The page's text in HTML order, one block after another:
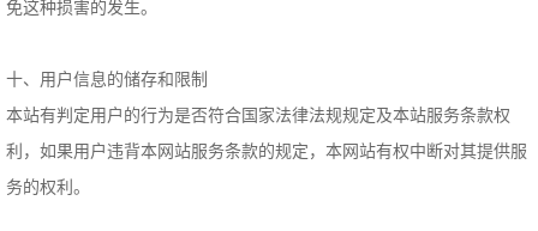
免这种损害的发生。
十、用户信息的储存和限制
本站有判定用户的行为是否符合国家法律法规规定及本站服务条款权
利，如果用户违背本网站服务条款的规定，本网站有权中断对其提供服
务的权利。